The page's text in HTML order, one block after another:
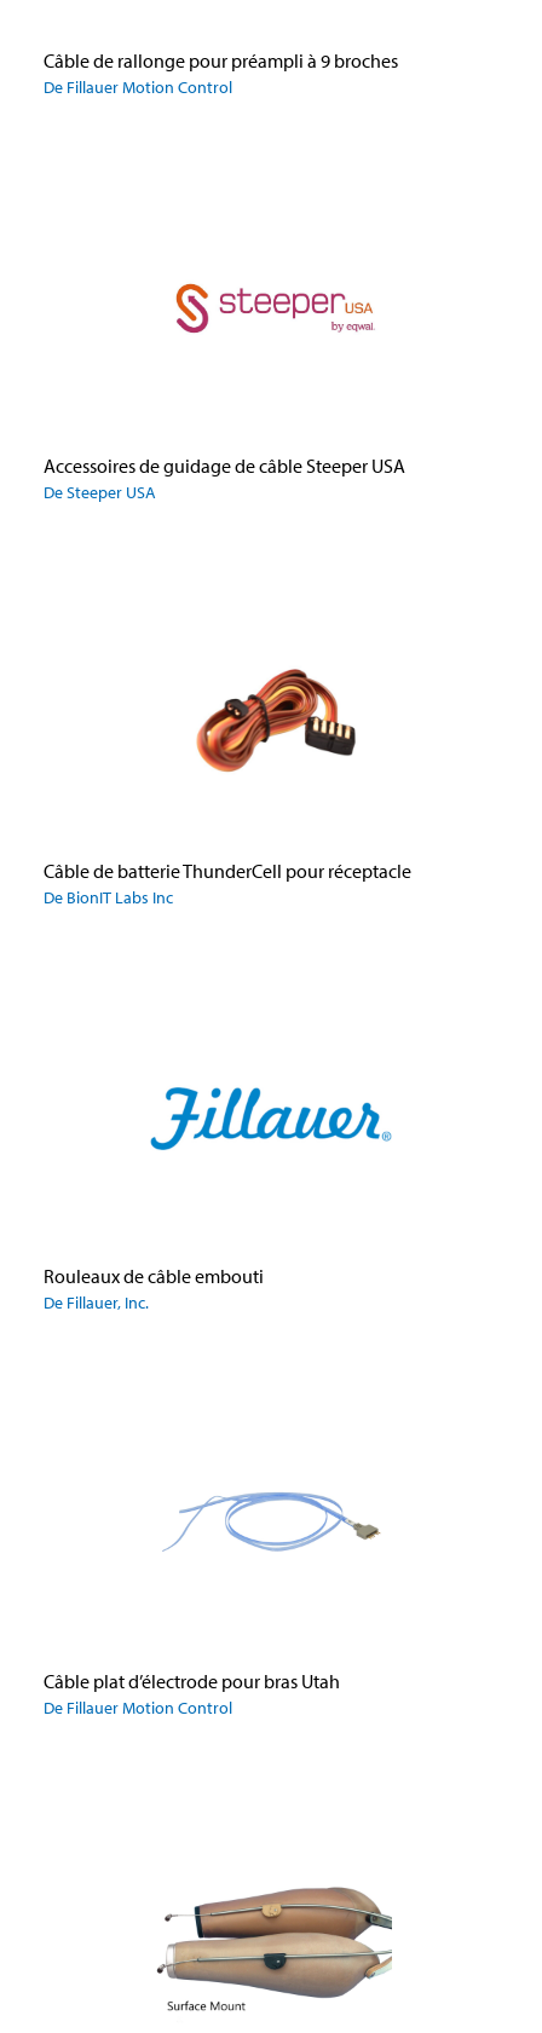
Câble de rallonge pour préampli à 9 broches
De Fillauer Motion Control
Accessoires de guidage de câble Steeper USA
De Steeper USA
Câble de batterie ThunderCell pour réceptacle
De BionIT Labs Inc
Rouleaux de câble embouti
De Fillauer, Inc.
Câble plat d’électrode pour bras Utah
De Fillauer Motion Control